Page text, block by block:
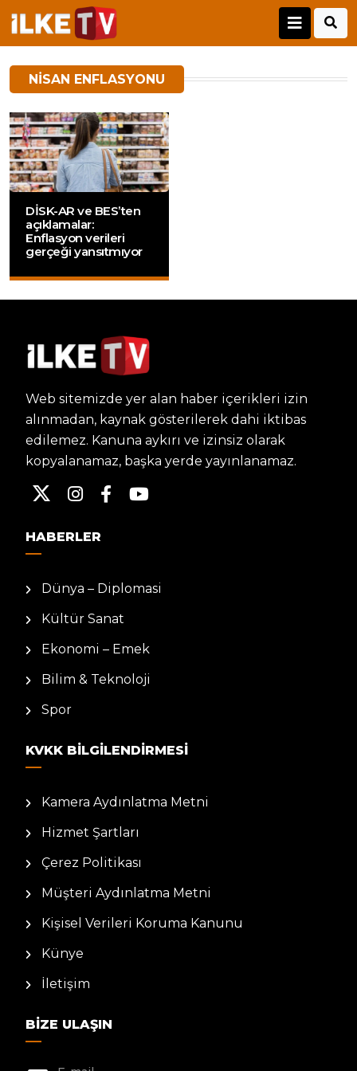
NISAN ENFLASYONU
DİSK-AR ve BES’ten
açıklamalar:
Enflasyon verileri
gerçeği yansıtmıyor
Web sitemizde yer alan haber içerikleri izin
alınmadan, kaynak gösterilerek dahi iktibas
edilemez. Kanuna aykırı ve izinsiz olarak
kopyalanamaz, başka yerde yayınlanamaz.
HABERLER
Dünya – Diplomasi
Kültür Sanat
Ekonomi – Emek
Bilim & Teknoloji
Spor
KVKK BILGILENDIRMESI
Kamera Aydınlatma Metni
Hizmet Şartları
Çerez Politikası
Müşteri Aydınlatma Metni
Kişisel Verileri Koruma Kanunu
Künye
İletişim
BIZE ULAŞIN